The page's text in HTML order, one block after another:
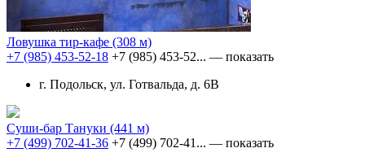
Ловушка тир-кафе (308 м)
+7 (985) 453-52-18 +7 (985) 453-52... — показать
г. Подольск, ул. Готвальда, д. 6В
Суши-бар Тануки (441 м)
+7 (499) 702-41-36 +7 (499) 702-41... — показать